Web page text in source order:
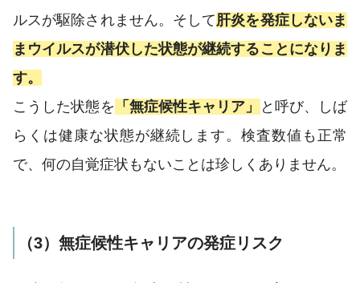
ルスが駆除されません。そして 肝炎を発症しないま
まウイルスが潜伏した状態が継続することになりま
す。
こうした状態を 「無症候性キャリア」
と呼び、しば
らくは健康な状態が継続します。検査数値も正常
で、何の自覚症状もないことは珍しくありません。
（3）無症候性キャリアの発症リスク